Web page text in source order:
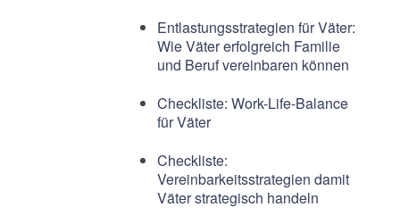
Entlastungsstrategien für Väter:
Wie Väter erfolgreich Familie
und Beruf vereinbaren können
Checkliste: Work-Life-Balance
für Väter
Checkliste:
Vereinbarkeitsstrategien damit
Väter strategisch handeln